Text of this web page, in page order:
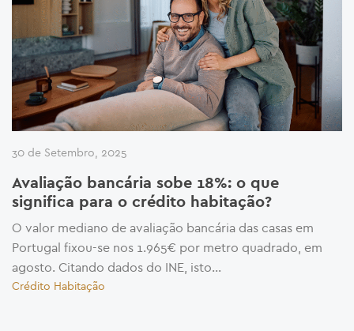
30 de Setembro, 2025
Avaliação bancária sobe 18%: o que
significa para o crédito habitação?
O valor mediano de avaliação bancária das casas em
Portugal fixou-se nos 1.965€ por metro quadrado, em
agosto. Citando dados do INE, isto...
Crédito Habitação